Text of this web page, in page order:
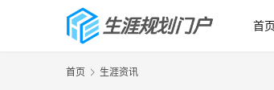
首页
首页 生涯资讯